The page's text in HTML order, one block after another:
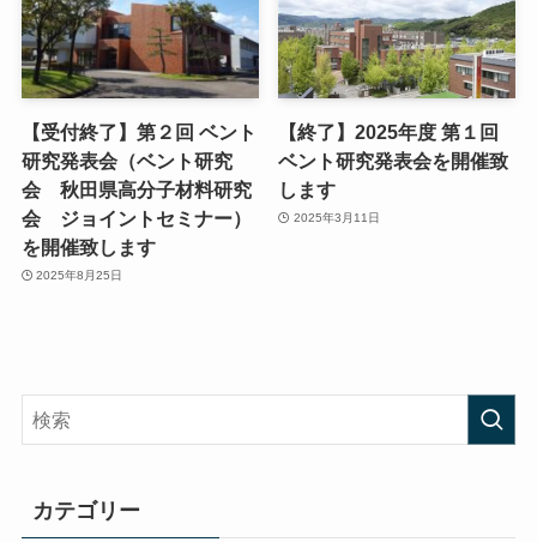
【受付終了】第２回 ベント
研究発表会（ベント研究
会 秋田県高分子材料研究
会 ジョイントセミナー）
を開催致します
2025年8月25日
【終了】2025年度 第１回
ベント研究発表会を開催致
します
2025年3月11日
カテゴリー